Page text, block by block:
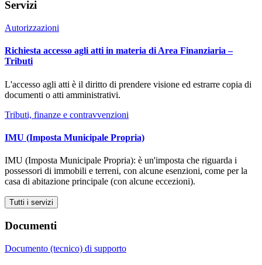
Servizi
Autorizzazioni
Richiesta accesso agli atti in materia di Area Finanziaria –
Tributi
L'accesso agli atti è il diritto di prendere visione ed estrarre copia di
documenti o atti amministrativi.
Tributi, finanze e contravvenzioni
IMU (Imposta Municipale Propria)
IMU (Imposta Municipale Propria): è un'imposta che riguarda i
possessori di immobili e terreni, con alcune esenzioni, come per la
casa di abitazione principale (con alcune eccezioni).
Tutti i servizi
Documenti
Documento (tecnico) di supporto